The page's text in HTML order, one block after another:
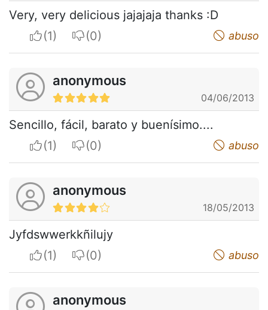
Very, very delicious jajajaja thanks :D
I apreciateI do not appreciate abuso
anonymous
04/06/2013
Sencillo, fácil, barato y buenísimo....
I apreciateI do not appreciate abuso
anonymous
18/05/2013
Jyfdswwerkkñilujy
I apreciateI do not appreciate abuso
anonymous